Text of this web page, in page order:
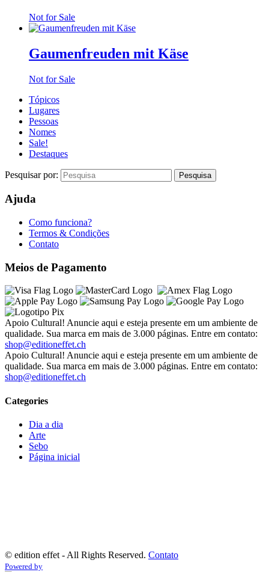
Not for Sale
Gaumenfreuden mit Käse
Not for Sale
Tópicos
Lugares
Pessoas
Nomes
Sale!
Destaques
Pesquisar por:
Ajuda
Como funciona?
Termos & Condições
Contato
Meios de Pagamento
Apoio Cultural! Anuncie aqui e esteja presente em um ambiente de
qualidade. Sua marca em mais de 3.000 páginas. Entre em contato:
shop@editioneffet.ch
Apoio Cultural! Anuncie aqui e esteja presente em um ambiente de
qualidade. Sua marca em mais de 3.000 páginas. Entre em contato:
shop@editioneffet.ch
Categories
Dia a dia
Arte
Sebo
Página inicial
© edition effet - All Rights Reserved. Contato
Powered by